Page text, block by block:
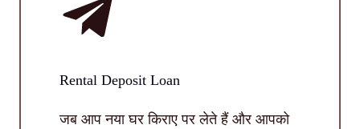
Rental Deposit Loan
जब आप नया घर किराए पर लेते हैं और आपको